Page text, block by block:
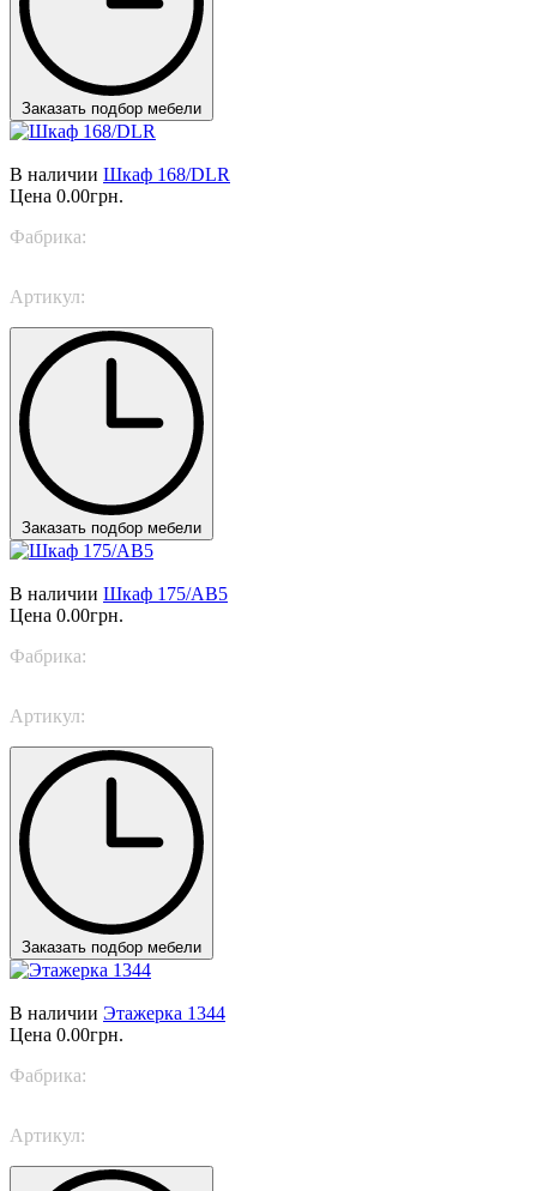
Заказать подбор мебели
В наличии Шкаф 168/DLR
Цена 0.00грн.
Фабрика:
Артикул:
Заказать подбор мебели
В наличии Шкаф 175/AB5
Цена 0.00грн.
Фабрика:
Артикул:
Заказать подбор мебели
В наличии Этажерка 1344
Цена 0.00грн.
Фабрика:
Артикул: